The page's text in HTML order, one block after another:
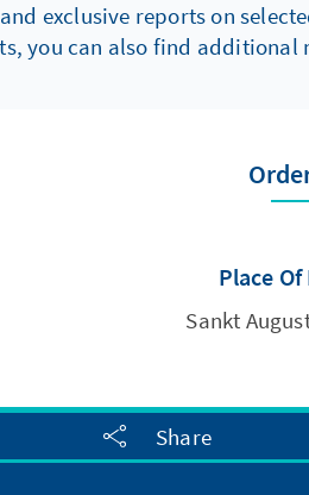
exclusive reports on
you can also find
Place
Sankt
Share